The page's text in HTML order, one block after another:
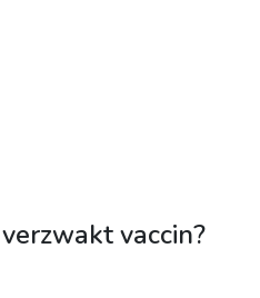
vaccin?